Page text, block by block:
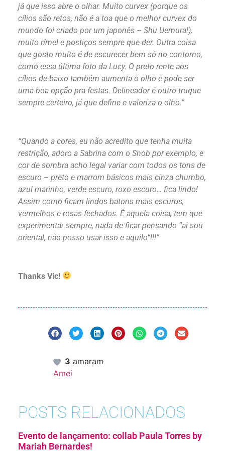
já que isso abre o olhar. Muito curvex (porque os
cílios são retos, não é a toa que o melhor curvex do
mundo foi criado por um japonês – Shu Uemura!),
muito rímel e postiços sempre que der. Outra coisa
que gosto muito é de escurecer bem só no contorno,
como essa última foto da Lucy. O preto rente aos
cílios de baixo também aumenta o olho e pode ser
uma boa opção pra festas. Delineador é outro truque
sempre certeiro, já que define e valoriza o olho.”
“Quando a cores, eu não acredito que tenha muita
restrição, adoro a Sabrina com o Snob por exemplo, e
cor de sombra acho legal variar com todos os tons de
escuro – preto e marrom básicos mais cinza chumbo,
azul marinho, verde escuro, roxo escuro… fica lindo!
Assim como ficam lindos batons mais escuros,
vermelhos e rosas fechados. É aquela coisa, tem que
experimentar sempre, nada de ficar pensando “ai sou
oriental, não posso usar isso e aquilo”!!!”
Thanks Vic!
3 amaram
Amei
POSTS RELACIONADOS
Evento de lançamento: collab Paula Torres by
Mariah Bernardes!